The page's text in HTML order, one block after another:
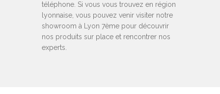
téléphone. Si vous vous trouvez en région
lyonnaise, vous pouvez venir visiter notre
showroom à Lyon 7ème pour découvrir
nos produits sur place et rencontrer nos
experts.